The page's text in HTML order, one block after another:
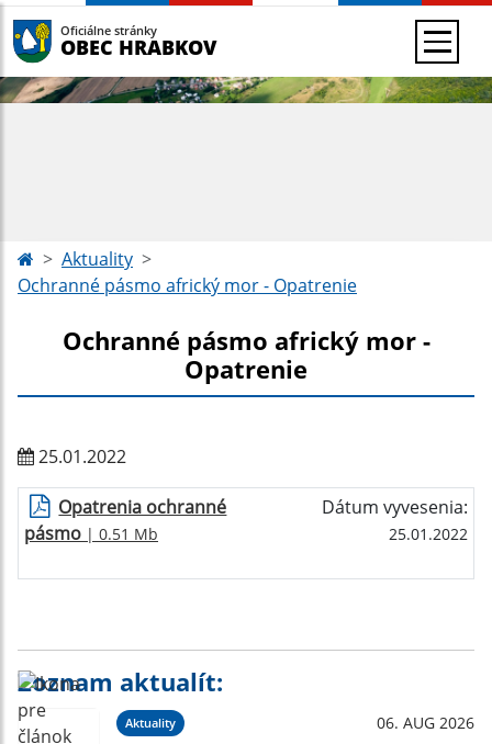
Oficiálne stránky
OBEC HRABKOV
Aktuality
Ochranné pásmo africký mor - Opatrenie
Ochranné pásmo africký mor -
Opatrenie
25.01.2022
Opatrenia ochranné
pásmo | 0.51 Mb
Dátum vyvesenia:
25.01.2022
Zoznam aktualít:
Aktuality 06. AUG 2026